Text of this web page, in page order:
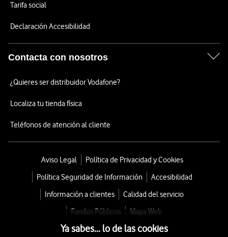
Tarifa social
Declaración Accesibilidad
Contacta con nosotros
¿Quieres ser distribuidor Vodafone?
Localiza tu tienda física
Teléfonos de atención al cliente
Aviso Legal
Política de Privacidad y Cookies
Política Seguridad de Información
Accesibilidad
Información a clientes
Calidad del servicio
Fondos Públicos
Mapa Web
Ya sabes... lo de las cookies